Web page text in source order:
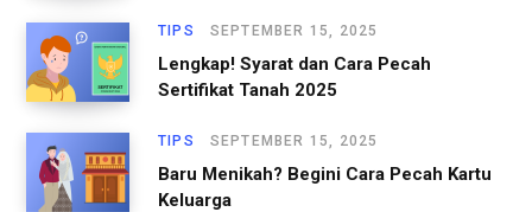
TIPS SEPTEMBER 15, 2025
Lengkap! Syarat dan Cara Pecah
Sertifikat Tanah 2025
TIPS SEPTEMBER 15, 2025
Baru Menikah? Begini Cara Pecah Kartu
Keluarga